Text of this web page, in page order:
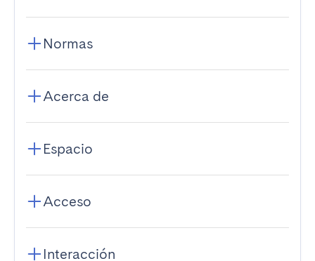
Normas
Acerca de
Espacio
Acceso
Interacción